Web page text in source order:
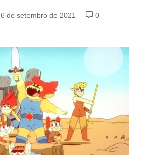
6 de setembro de 2021
0